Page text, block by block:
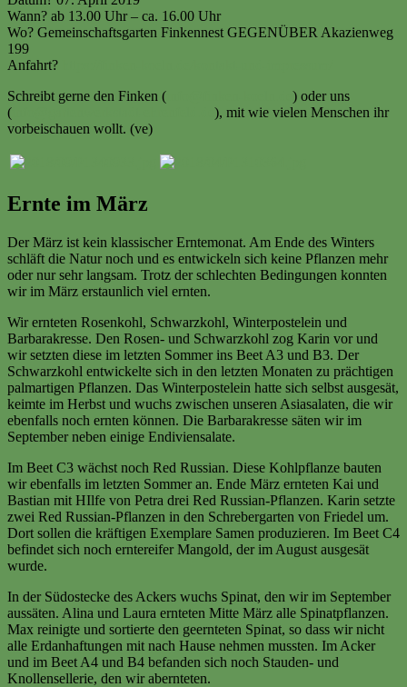
Wann? ab 13.00 Uhr – ca. 16.00 Uhr
Wo? Gemeinschaftsgarten Finkennest GEGENÜBER Akazienweg
199
Anfahrt?
Schreibt gerne den Finken (
) oder uns
(
), mit wie vielen Menschen ihr
vorbeischauen wollt. (ve)
Ernte im März
Der März ist kein klassischer Erntemonat. Am Ende des Winters
schläft die Natur noch und es entwickeln sich keine Pflanzen mehr
oder nur sehr langsam. Trotz der schlechten Bedingungen konnten
wir im März erstaunlich viel ernten.
Wir ernteten Rosenkohl, Schwarzkohl, Winterpostelein und
Barbarakresse. Den Rosen- und Schwarzkohl zog Karin vor und
wir setzten diese im letzten Sommer ins Beet A3 und B3. Der
Schwarzkohl entwickelte sich in den letzten Monaten zu prächtigen
palmartigen Pflanzen. Das Winterpostelein hatte sich selbst ausgesät,
keimte im Herbst und wuchs zwischen unseren Asiasalaten, die wir
ebenfalls noch ernten können. Die Barbarakresse säten wir im
September neben einige Endiviensalate.
Im Beet C3 wächst noch Red Russian. Diese Kohlpflanze bauten
wir ebenfalls im letzten Sommer an. Ende März ernteten Kai und
Bastian mit HIlfe von Petra drei Red Russian-Pflanzen. Karin setzte
zwei Red Russian-Pflanzen in den Schrebergarten von Friedel um.
Dort sollen die kräftigen Exemplare Samen produzieren. Im Beet C4
befindet sich noch erntereifer Mangold, der im August ausgesät
wurde.
In der Südostecke des Ackers wuchs Spinat, den wir im September
aussäten. Alina und Laura ernteten Mitte März alle Spinatpflanzen.
Max reinigte und sortierte den geernteten Spinat, so dass wir nicht
alle Erdanhaftungen mit nach Hause nehmen mussten. Im Acker
und im Beet A4 und B4 befanden sich noch Stauden- und
Knollensellerie, den wir abernteten.